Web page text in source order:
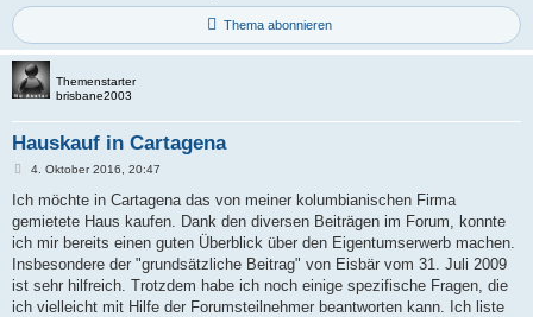
Thema abonnieren
Themenstarter
brisbane2003
Hauskauf in Cartagena
B
i
r
a
4. Oktober 2016, 20:47
Ich möchte in Cartagena das von meiner kolumbianischen Firma
gemietete Haus kaufen. Dank den diversen Beiträgen im Forum, konnte
ich mir bereits einen guten Überblick über den Eigentumserwerb machen.
Insbesondere der "grundsätzliche Beitrag" von Eisbär vom 31. Juli 2009
ist sehr hilfreich. Trotzdem habe ich noch einige spezifische Fragen, die
ich vielleicht mit Hilfe der Forumsteilnehmer beantworten kann. Ich liste